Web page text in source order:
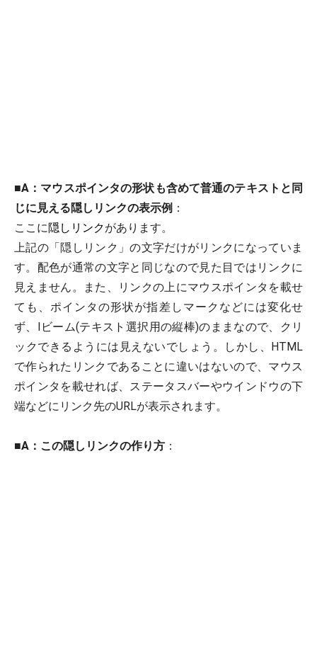
■A：マウスポインタの形状も含めて普通のテキストと同
じに見える隠しリンクの表示例 ：
ここに隠しリンクがあります。
上記の「隠しリンク」の文字だけがリンクになっていま
す。配色が通常の文字と同じなので見た目ではリンクに
見えません。また、リンクの上にマウスポインタを載せ
ても、ポインタの形状が指差しマークなどには変化せ
ず、Iビーム(テキスト選択用の縦棒)のままなので、クリ
ックできるようには見えないでしょう。しかし、HTML
で作られたリンクであることに違いはないので、マウス
ポインタを載せれば、ステータスバーやウインドウの下
端などにリンク先のURLが表示されます。
■A：この隠しリンクの作り方 ：